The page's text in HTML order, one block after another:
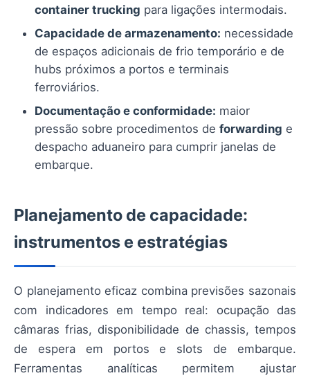
container trucking para ligações intermodais.
Capacidade de armazenamento: necessidade
de espaços adicionais de frio temporário e de
hubs próximos a portos e terminais
ferroviários.
Documentação e conformidade: maior
pressão sobre procedimentos de forwarding e
despacho aduaneiro para cumprir janelas de
embarque.
Planejamento de capacidade:
instrumentos e estratégias
O planejamento eficaz combina previsões sazonais
com indicadores em tempo real: ocupação das
câmaras frias, disponibilidade de chassis, tempos
de espera em portos e slots de embarque.
Ferramentas analíticas permitem ajustar